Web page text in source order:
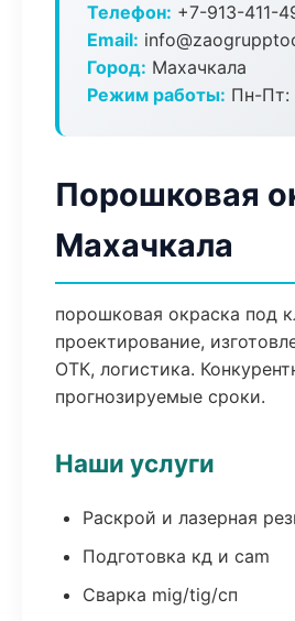
Телефон: +7-913-411-
Email:
Город: Махачкала
Режим работы: Пн-Пт:
Порошковая
Махачкала
порошковая окраска под
проектирование,
ОТК, логистика.
прогнозируемые сроки.
Наши услуги
Раскрой и лазерная
Подготовка кд и cam
Сварка mig/tig/сп